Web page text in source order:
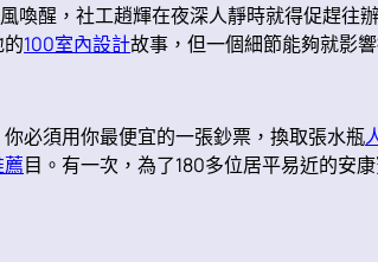
喚醒，社工趙輝在夜深人靜時就得促趕
100室內設計故事，但一個細節能夠就影
必須用你最便宜的一張鈔票，換取張水瓶
目。有一次，為了180多位居平易近的安康